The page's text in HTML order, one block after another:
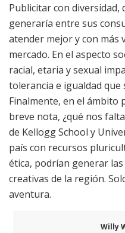
Publicitar con diversidad,
generaría entre sus
atender mejor y con más
mercado. En el aspecto
racial, etaria y sexual
tolerancia e igualdad que
Finalmente, en el ámbito
breve nota, ¿qué nos
de Kellogg School y
país con recursos
ética, podrían generar
creativas de la región.
aventura.
Willy